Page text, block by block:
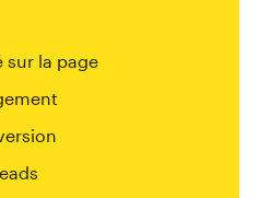
sur la page